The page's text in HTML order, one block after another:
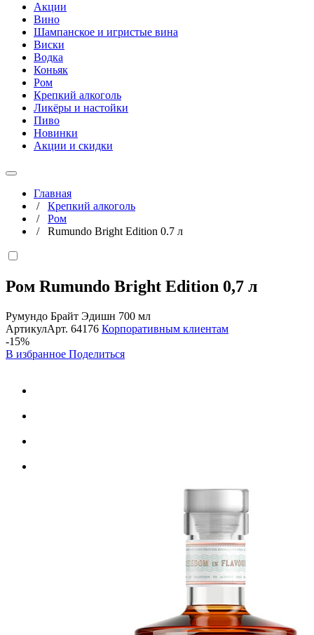
Акции
Вино
Шампанское и игристые вина
Виски
Водка
Коньяк
Ром
Крепкий алкоголь
Ликёры и настойки
Пиво
Новинки
Акции и скидки
Главная
/ Крепкий алкоголь
/ Ром
/ Rumundo Bright Edition 0.7 л
Ром Rumundo Bright Edition 0,7 л
Румундо Брайт Эдишн 700 мл
АртикулАрт. 64176 Корпоративным клиентам
-15%
В избранное Поделиться